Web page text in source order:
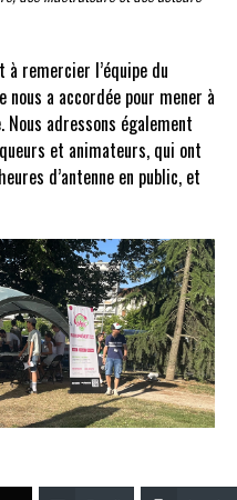
à remercier l’équipe du
nous a accordée pour mener à
adressons également
et animateurs, qui ont
d’antenne en public, et